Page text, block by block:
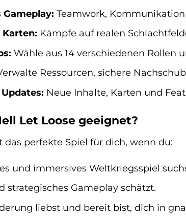
Teamwork,
Kämpfe auf realen
Wähle aus 14 verschiedenen Rollen
Ressourcen, sichere
Neue Inhalte, Karten und
Let Loose geeignet?
das perfekte Spiel für dich, wenn du:
und immersives Weltkriegsspiel
strategisches Gameplay schätzt.
liebst und bereit bist, dich in